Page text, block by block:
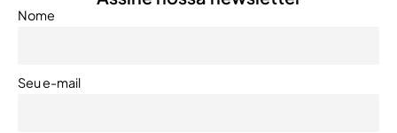
Nome
Seu e-mail